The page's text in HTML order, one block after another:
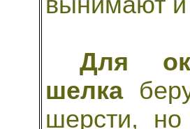
Для
шелка
шерсти,